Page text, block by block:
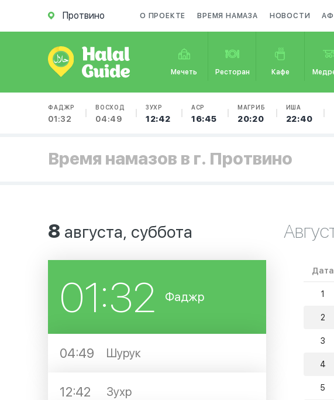
Протвино О ПРОЕКТЕ ВРЕМЯ НАМАЗА НОВОСТИ
Мечеть Ресторан Кафе
ФАДЖР
01:32
ВОСХОД
04:49
ЗУХР
12:42
АСР
16:45
МАГРИБ
20:20
ИША
22:40
Время намазов в г. Протвино
8 августа, суббота
01:32 Фаджр
04:49 Шурук
12:42 Зухр
Дата
1
2
3
4
5